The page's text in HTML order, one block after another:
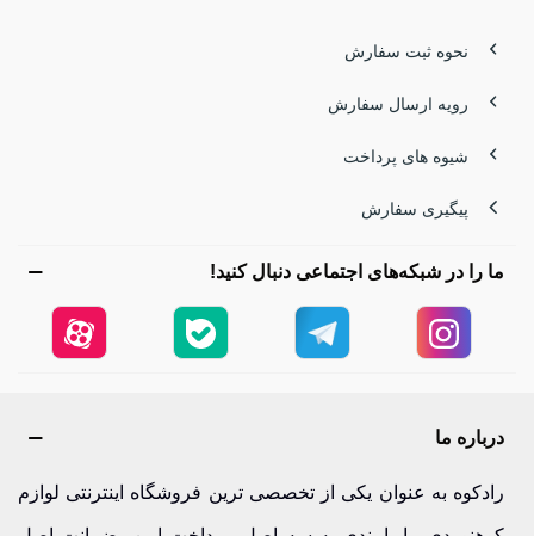
نحوه ثبت سفارش
رویه ارسال سفارش
شیوه های پرداخت
پیگیری سفارش
ما را در شبکه‌های اجتماعی دنبال کنید!
درباره ما
رادکوه به عنوان یکی از تخصصی ترین فروشگاه اینترنتی لوازم